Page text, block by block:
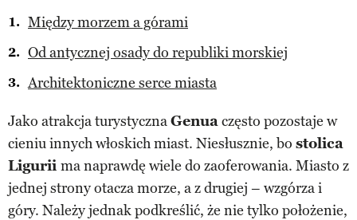
Między morzem a górami
Od antycznej osady do republiki morskiej
Architektoniczne serce miasta
Jako atrakcja turystycznaGenuaczęsto pozostaje w
cieniu innych włoskich miast. Niesłusznie, bo stolica
Ligurii ma naprawdę wiele do zaoferowania. Miasto z
jednej strony otacza morze, a z drugiej – wzgórza i
góry. Należy jednak podkreślić, że nie tylko położenie,